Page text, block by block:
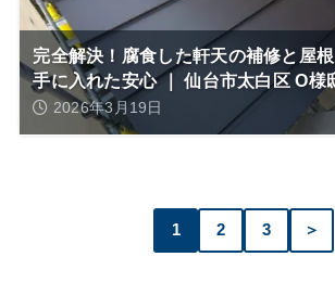
完全解決！腐食した軒天の補修と屋
手に入れた安心 ｜ 仙台市太白区 O様
2026年3月19日
1 2 3 ＞